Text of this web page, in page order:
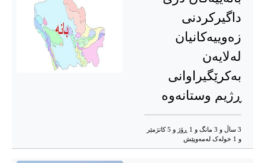
داگیرکردنی
زەوییەکانیان
لەلایەن
بەکرێگیراوانى
ڕژیم وستانەوە
3 ساڵ و 3 مانگ و 1 ڕۆژ و 5 کاتژمێر
و 1 خوله‌ک له‌مه‌وپێش‌